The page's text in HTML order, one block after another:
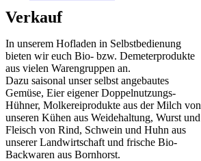
Verkauf
In unserem Hofladen in Selbstbedienung
bieten wir euch Bio- bzw. Demeterprodukte
aus vielen Warengruppen an.
Dazu saisonal unser selbst angebautes
Gemüse, Eier eigener Doppelnutzungs-
Hühner, Molkereiprodukte aus der Milch von
unseren Kühen aus Weidehaltung, Wurst und
Fleisch von Rind, Schwein und Huhn aus
unserer Landwirtschaft und frische Bio-
Backwaren aus Bornhorst.